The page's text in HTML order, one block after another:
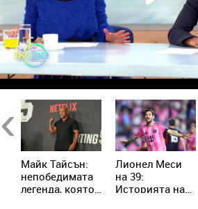
Майк Тайсън:
непобедимата
легенда, която
Лионел Меси
на 39:
Историята на